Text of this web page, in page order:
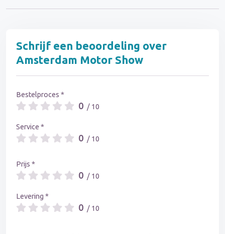
Schrijf een beoordeling over
Amsterdam Motor Show
Bestelproces *
0 / 10
Service *
0 / 10
Prijs *
0 / 10
Levering *
0 / 10